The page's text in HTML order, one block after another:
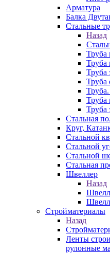
Арматура
Балка
Стальные
Назад
Труба
Труба
Труба
Труба
Труба
Труба
Стальная
Круг,
Стальной
Стальной
Стальной
Стальная
Швеллер
Назад
Стройматериалы
Назад
Ленты
рулонные